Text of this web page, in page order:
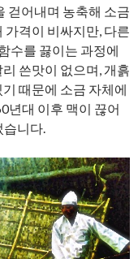
걷어내며 농축해 소금
가격이 비싸지만, 다른
수를 끓이는 과정에
쓴맛이 없으며, 개흙
때문에 소금 자체에
년대 이후 맥이 끊어
습니다.